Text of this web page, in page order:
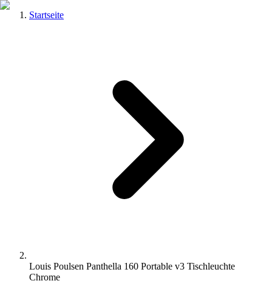
Startseite
Louis Poulsen Panthella 160 Portable v3 Tischleuchte
Chrome